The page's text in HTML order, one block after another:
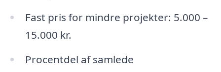
Fast pris for mindre projekter: 5.000 –
15.000 kr.
Procentdel af samlede